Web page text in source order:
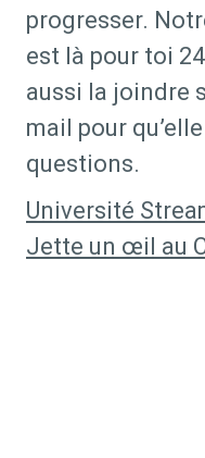
progresser.
est là pour toi
aussi la joindre
mail pour
questions.
Université
Jette un œil au